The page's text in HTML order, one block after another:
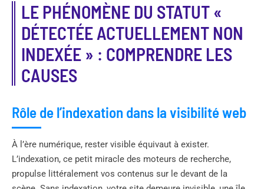
LE PHÉNOMÈNE DU STATUT «
DÉTECTÉE ACTUELLEMENT NON
INDEXÉE » : COMPRENDRE LES
CAUSES
Rôle de l’indexation dans la visibilité web
À l’ère numérique, rester visible équivaut à exister.
L’indexation, ce petit miracle des moteurs de recherche,
propulse littéralement vos contenus sur le devant de la